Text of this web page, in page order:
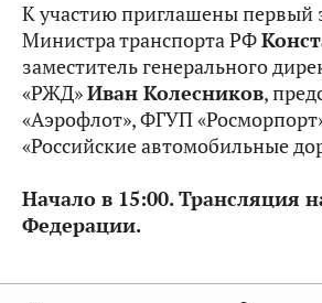
К участию приглашены первый
Министра транспорта РФ
заместитель генерального
«РЖД»Иван Колесников,
«Аэрофлот», ФГУП
«Российские автомобильные
Начало в 15:00.Трансляция
Федерации.